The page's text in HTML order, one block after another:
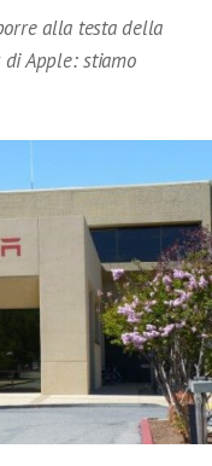
alla testa della
Apple: stiamo